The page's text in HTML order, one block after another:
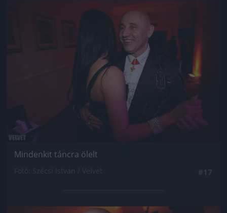
Jön még kép!
Mindenkit táncra ölelt